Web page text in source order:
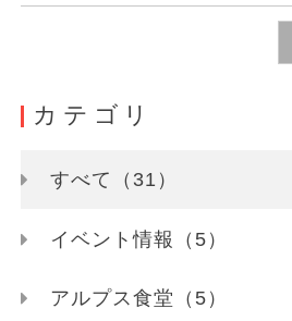
カテゴリ
すべて（31）
イベント情報（5）
アルプス食堂（5）